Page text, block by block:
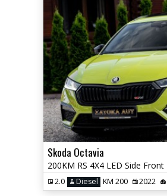
Skoda Octavia
2.0 Diesel KM 200 2022